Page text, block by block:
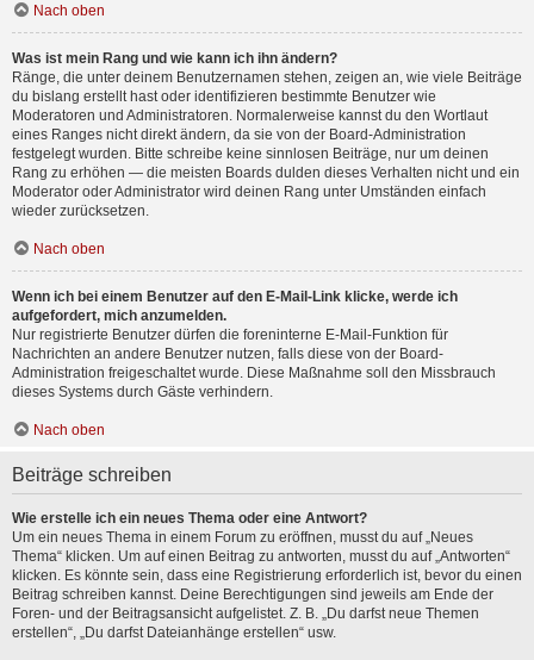
Nach oben
Was ist mein Rang und wie kann ich ihn ändern?
Ränge, die unter deinem Benutzernamen stehen, zeigen an, wie viele Beiträge
du bislang erstellt hast oder identifizieren bestimmte Benutzer wie
Moderatoren und Administratoren. Normalerweise kannst du den Wortlaut
eines Ranges nicht direkt ändern, da sie von der Board-Administration
festgelegt wurden. Bitte schreibe keine sinnlosen Beiträge, nur um deinen
Rang zu erhöhen — die meisten Boards dulden dieses Verhalten nicht und ein
Moderator oder Administrator wird deinen Rang unter Umständen einfach
wieder zurücksetzen.
Nach oben
Wenn ich bei einem Benutzer auf den E-Mail-Link klicke, werde ich
aufgefordert, mich anzumelden.
Nur registrierte Benutzer dürfen die foreninterne E-Mail-Funktion für
Nachrichten an andere Benutzer nutzen, falls diese von der Board-
Administration freigeschaltet wurde. Diese Maßnahme soll den Missbrauch
dieses Systems durch Gäste verhindern.
Nach oben
Beiträge schreiben
Wie erstelle ich ein neues Thema oder eine Antwort?
Um ein neues Thema in einem Forum zu eröffnen, musst du auf „Neues
Thema“ klicken. Um auf einen Beitrag zu antworten, musst du auf „Antworten“
klicken. Es könnte sein, dass eine Registrierung erforderlich ist, bevor du einen
Beitrag schreiben kannst. Deine Berechtigungen sind jeweils am Ende der
Foren- und der Beitragsansicht aufgelistet. Z. B. „Du darfst neue Themen
erstellen“, „Du darfst Dateianhänge erstellen“ usw.